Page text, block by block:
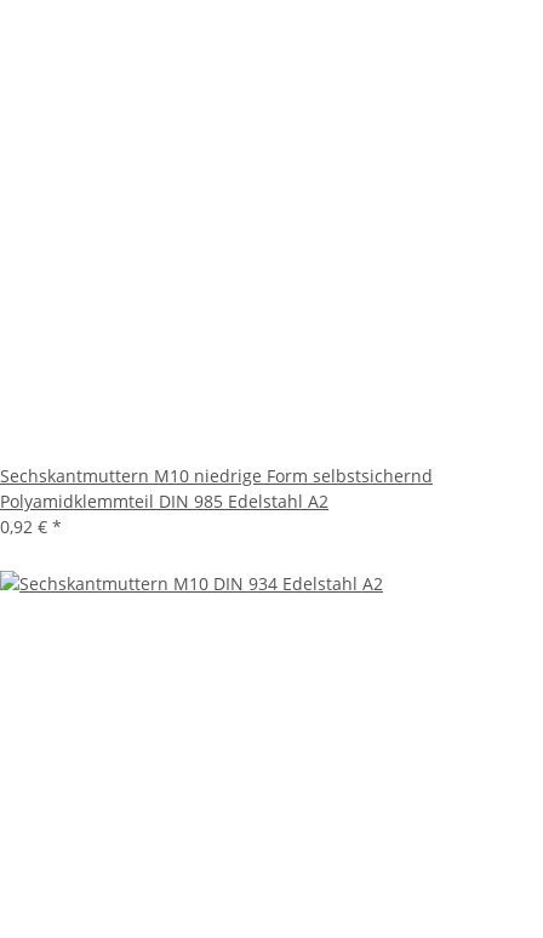
Sechskantmuttern M10 niedrige Form selbstsichernd
Polyamidklemmteil DIN 985 Edelstahl A2
0,92 € *